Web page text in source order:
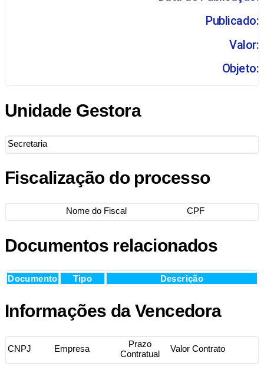
Publicado:
Valor:
Objeto:
Unidade Gestora
Secretaria
Fiscalização do processo
Nome do Fiscal CPF
Documentos relacionados
Documento Tipo Descrição
Informações da Vencedora
CNPJ Empresa
Prazo
Contratual
Valor Contrato